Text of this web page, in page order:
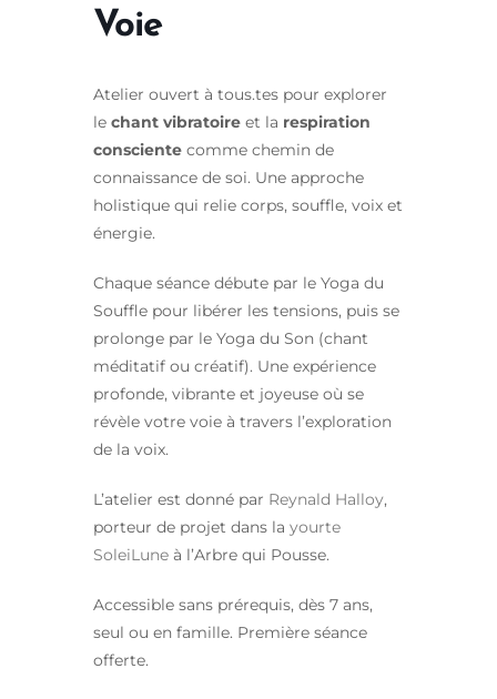
Voie
Atelier ouvert à tous.tes pour explorer
le chant vibratoire et la respiration
consciente comme chemin de
connaissance de soi. Une approche
holistique qui relie corps, souffle, voix et
énergie.
Chaque séance débute par le Yoga du
Souffle pour libérer les tensions, puis se
prolonge par le Yoga du Son (chant
méditatif ou créatif). Une expérience
profonde, vibrante et joyeuse où se
révèle votre voie à travers l’exploration
de la voix.
L’atelier est donné par Reynald Halloy,
porteur de projet dans la yourte
SoleiLune à l’Arbre qui Pousse.
Accessible sans prérequis, dès 7 ans,
seul ou en famille. Première séance
offerte.